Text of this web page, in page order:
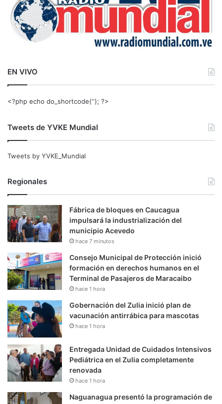
EN VIVO
<?php echo do_shortcode(‘‘); ?>
Tweets de YVKE Mundial
Tweets by YVKE_Mundial
Regionales
Fábrica de bloques en Caucagua
impulsará la industrialización del
municipio Acevedo
hace 7 minutos
Consejo Municipal de Protección inició
formación en derechos humanos en el
Terminal de Pasajeros de Maracaibo
hace 1 hora
Gobernación del Zulia inició plan de
vacunación antirrábica para mascotas
hace 1 hora
Entregada Unidad de Cuidados Intensivos
Pediátrica en el Zulia completamente
renovada
hace 1 hora
Naguanagua presentó la programación de